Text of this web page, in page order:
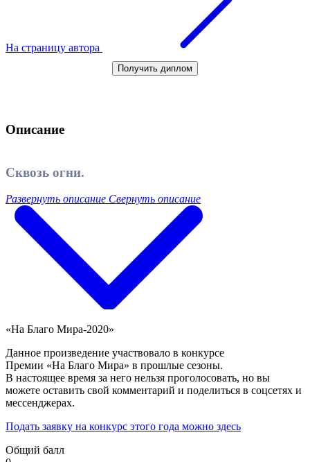
На страницу автора
Получить диплом
Описание
Сквозь огни.
Развернуть описание Свернуть описание
«На Благо Мира-2020»
Данное произведение участвовало в конкурсе
Премии «На Благо Мира» в прошлые сезоны.
В настоящее время за него нельзя проголосовать, но вы
можете оставить свой комментарий и поделиться в соцсетях и
мессенджерах.
Подать заявку на конкурс этого года можно здесь
Общий балл